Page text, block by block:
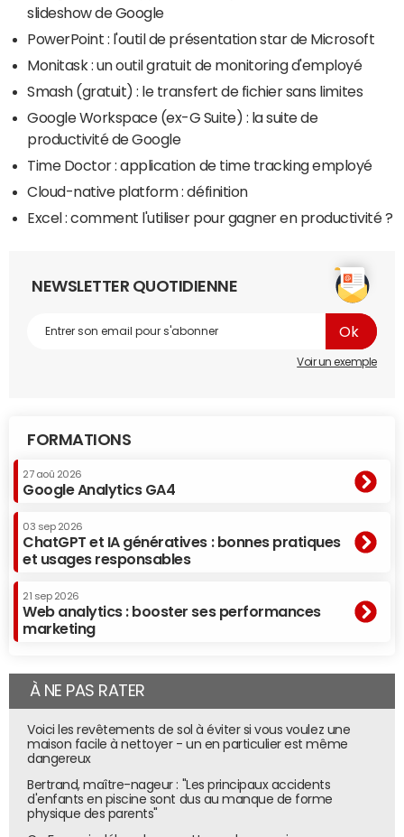
slideshow de Google
PowerPoint : l'outil de présentation star de Microsoft
Monitask : un outil gratuit de monitoring d'employé
Smash (gratuit) : le transfert de fichier sans limites
Google Workspace (ex-G Suite) : la suite de
productivité de Google
Time Doctor : application de time tracking employé
Cloud-native platform : définition
Excel : comment l'utiliser pour gagner en productivité ?
NEWSLETTER QUOTIDIENNE
Voir un exemple
FORMATIONS
27 aoû 2026
Google Analytics GA4
03 sep 2026
ChatGPT et IA génératives : bonnes pratiques
et usages responsables
21 sep 2026
Web analytics : booster ses performances
marketing
À NE PAS RATER
Voici les revêtements de sol à éviter si vous voulez une
maison facile à nettoyer - un en particulier est même
dangereux
Bertrand, maître-nageur : "Les principaux accidents
d'enfants en piscine sont dus au manque de forme
physique des parents"